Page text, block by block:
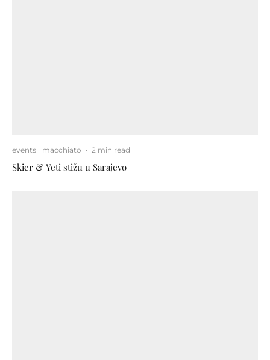
events macchiato · 2 min read
Skier & Yeti stižu u Sarajevo